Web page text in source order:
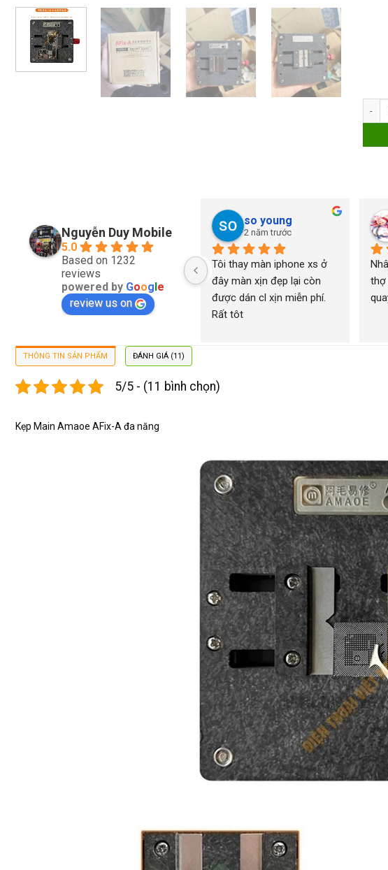
Kẹp
Nguyễn Duy Mobile
5.0
Based on 1232
reviews
powered by Goog e
review us on
so young
2 năm trước
Tôi thay màn iphone xs ở
đây màn xịn đẹp lại còn
được dán cl xịn miễn phí.
Rất tôt
thợ
THÔNG TIN SẢN PHẨM ĐÁNH GIÁ (11)
5/5 - (11 bình chọn)
Kẹp Main Amaoe AFix-A đa năng